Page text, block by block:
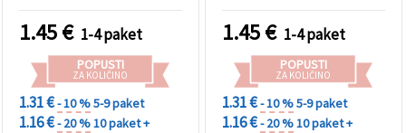
1.45€ 1-4 paket
POPUSTI
ZA KOLIČINO
1.31 €- 10 %5-9 paket
1.16 €- 20 %10 paket +
1.45€ 1-4 paket
POPUSTI
ZA KOLIČINO
1.31 €- 10 %5-9 paket
1.16 €- 20 %10 paket +